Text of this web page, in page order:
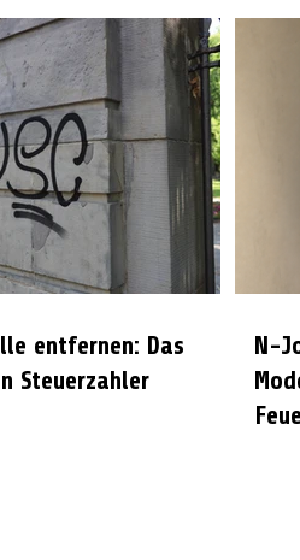
entfernen: Das
Steuerzahler
N-